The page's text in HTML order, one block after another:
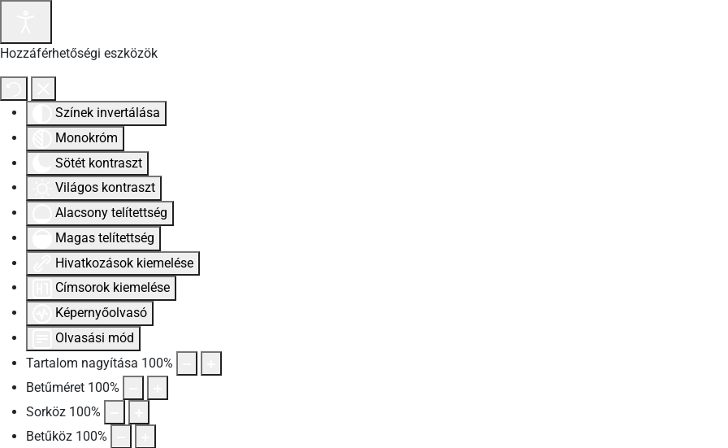
Hozzáférhetőségi eszközök
Színek invertálása
Monokróm
Sötét kontraszt
Világos kontraszt
Alacsony telítettség
Magas telítettség
Hivatkozások kiemelése
Címsorok kiemelése
Képernyőolvasó
Olvasási mód
Tartalom nagyítása 100%
Betűméret 100%
Sorköz 100%
Betűköz 100%